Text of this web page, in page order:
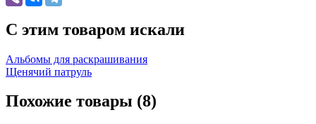
C этим товаром искали
Альбомы для раскрашивания
Щенячий патруль
Похожие товары (8)